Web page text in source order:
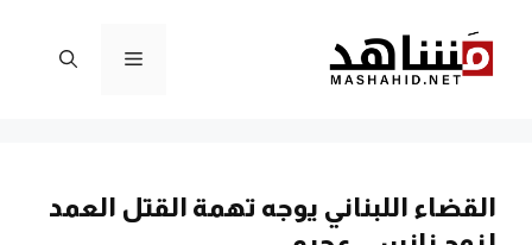
المحتوى
القائمة
القضاء اللبناني يوجه تهمة القتل العمد